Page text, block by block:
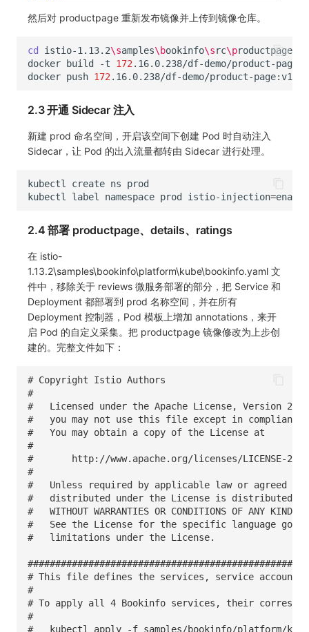
然后对 productpage 重新发布镜像并上传到镜像仓库。
cd istio-1.13.2\samples\bookinfo\src\p
docker build -t 172 .16.0.238/df-demo/product-
docker push 172
2.3 开通 Sidecar 注入
新建 prod 命名空间，开启该空间下创建 Pod 时自动注入
Sidecar，让 Pod 的出入流量都转由 Sidecar 进行处理。
kubectl create ns
prod
kubectl
label namespace prod istio-injection=
2.4 部署 productpage、details、ratings
在 istio-
1.13.2\samples\bookinfo\platform\kube\bookinfo.yaml 文
件中，移除关于 reviews 微服务部署的部分，把 Service 和
Deployment 都部署到 prod 名称空间，并在所有
Deployment 控制器，Pod 模板上增加 annotations，来开
启 Pod 的自定义采集。把 productpage 镜像修改为上步创
建的。完整文件如下：
# Copyright Istio Authors
#
#   Licensed under the Apache License, Version
#   you may not use this file except in compliance
#   You may obtain a copy of the License at
#
#       http://www.apache.org/licenses/LICENSE-2.0
#
#   Unless required by applicable law or agreed
#   distributed under the License is distributed on
#   WITHOUT WARRANTIES OR CONDITIONS OF ANY
#   See the License for the specific language
#   limitations under the License.
# This file defines the services, service accounts,
#
# To apply all 4 Bookinfo services, their
#
#   kubectl apply -f samples/bookinfo/platform/